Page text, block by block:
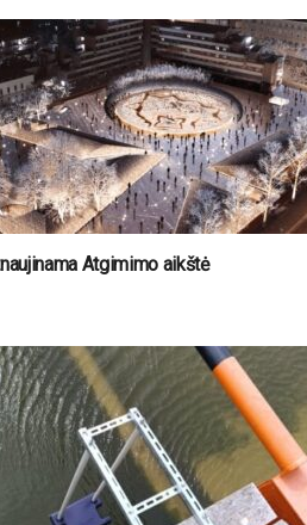
Atgimimo aikštė